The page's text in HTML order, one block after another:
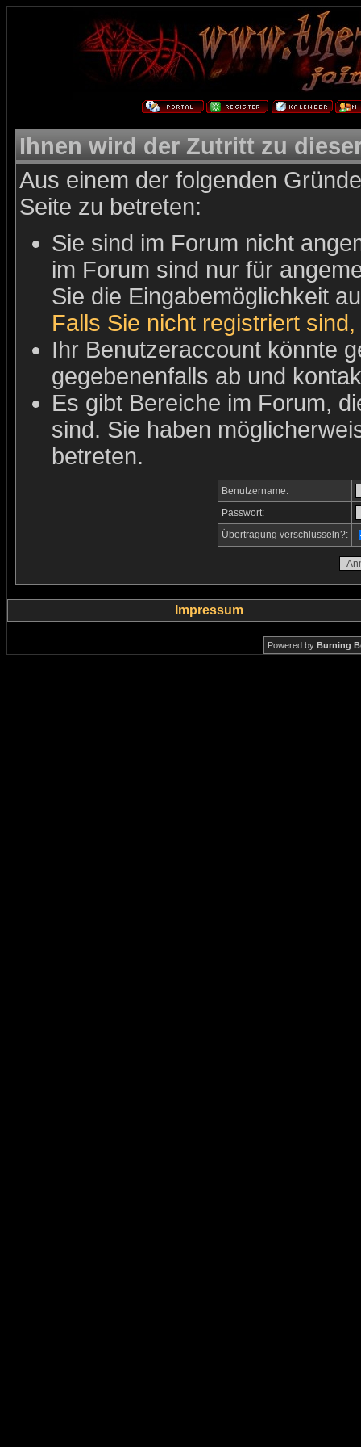
Ihnen wird der Zutritt zu
Aus einem der folgenden
Seite zu betreten:
Sie sind im Forum nicht
im Forum sind nur für
Sie die Eingabemöglichkeit
Falls Sie nicht registriert
Ihr Benutzeraccount könnte
gegebenenfalls ab und
Es gibt Bereiche im Forum,
sind. Sie haben
betreten.
Benutzername:
Passwort:
Übertragung verschlüsseln?:
Impressum
Powered by Burning